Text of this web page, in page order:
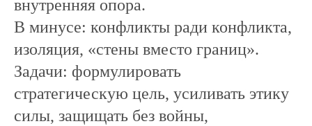
внутренняя опора.
В минусе: конфликты ради конфликта,
изоляция, «стены вместо границ».
Задачи: формулировать
стратегическую цель, усиливать этику
силы, защищать без войны,